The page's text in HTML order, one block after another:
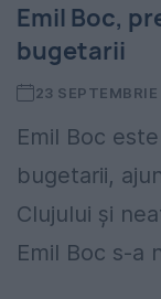
Emil Boc,
bugetarii
23
Emil Boc
bugetarii,
Clujului și
Emil Boc s-a